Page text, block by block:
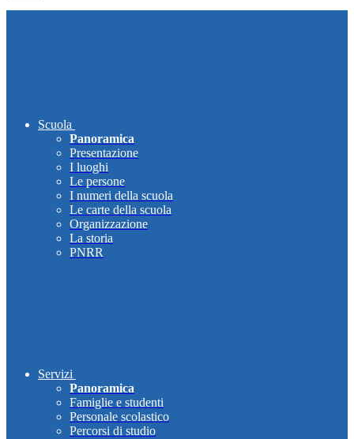
Scuola
Panoramica
Presentazione
I luoghi
Le persone
I numeri della scuola
Le carte della scuola
Organizzazione
La storia
PNRR
Servizi
Panoramica
Famiglie e studenti
Personale scolastico
Percorsi di studio